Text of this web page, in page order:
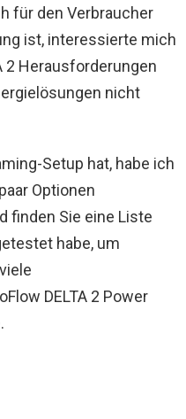
für den Verbraucher
ist, interessierte mich
2 Herausforderungen
nicht
Setup hat, habe ich
Optionen
finden Sie eine Liste
habe, um
DELTA 2 Power